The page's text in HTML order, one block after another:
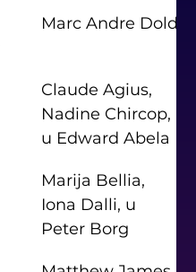
Marc Andre Dold
Claude Agius,
Nadine Chircop,
u Edward Abela
Marija Bellia,
Iona Dalli, u
Peter Borg